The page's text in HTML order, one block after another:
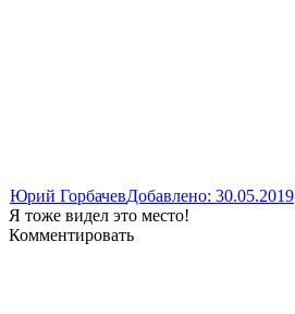
Юрий ГорбачевДобавлено: 30.05.2019
Я тоже видел это место!
Комментировать